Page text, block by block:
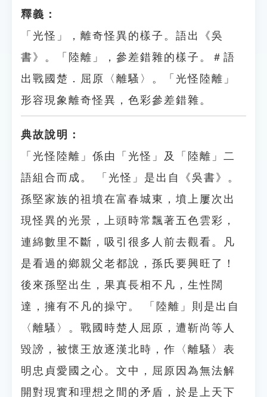
釋義：
「光怪」，離奇怪異的樣子。語出《吳
書》。「陸離」，參差錯雜的樣子。＃語
出戰國楚．屈原〈離騷〉。「光怪陸離」
形容現象離奇怪異，色彩參差錯雜。
典故說明：
「光怪陸離」係由「光怪」及「陸離」二
語組合而成。 「光怪」是出自《吳書》。
孫堅家族的祖墳在富春城東，墳上屢次出
現怪異的光景，上頭時常飄著五色雲彩，
連綿數里不斷，吸引很多人前去觀看。凡
是看過的鄉親父老都說，孫氏要興旺了！
後來孫堅出生，果真長相不凡，生性闊
達，擁有不凡的操守。 「陸離」則是出自
〈離騷〉。戰國時楚人屈原，遭靳尚等人
毀謗，被懷王放逐漢北時，作〈離騷〉表
明忠貞愛國之心。文中，屈原因為無法解
開對現實和理想之間的矛盾，於是上天下